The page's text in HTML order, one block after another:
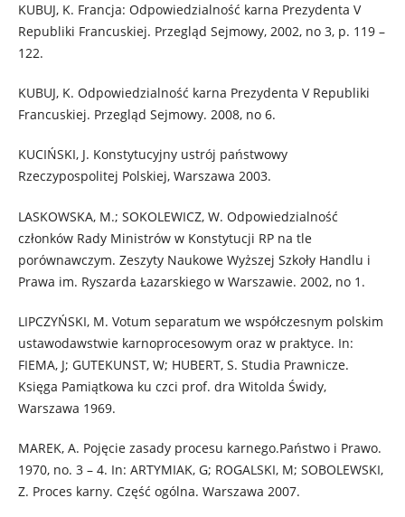
KUBUJ, K. Francja: Odpowiedzialność karna Prezydenta V
Republiki Francuskiej. Przegląd Sejmowy, 2002, no 3, p. 119 –
122.
KUBUJ, K. Odpowiedzialność karna Prezydenta V Republiki
Francuskiej. Przegląd Sejmowy. 2008, no 6.
KUCIŃSKI, J. Konstytucyjny ustrój państwowy
Rzeczypospolitej Polskiej, Warszawa 2003.
LASKOWSKA, M.; SOKOLEWICZ, W. Odpowiedzialność
członków Rady Ministrów w Konstytucji RP na tle
porównawczym. Zeszyty Naukowe Wyższej Szkoły Handlu i
Prawa im. Ryszarda Łazarskiego w Warszawie. 2002, no 1.
LIPCZYŃSKI, M. Votum separatum we współczesnym polskim
ustawodawstwie karnoprocesowym oraz w praktyce. In:
FIEMA, J; GUTEKUNST, W; HUBERT, S. Studia Prawnicze.
Księga Pamiątkowa ku czci prof. dra Witolda Świdy,
Warszawa 1969.
MAREK, A. Pojęcie zasady procesu karnego.Państwo i Prawo.
1970, no. 3 – 4. In: ARTYMIAK, G; ROGALSKI, M; SOBOLEWSKI,
Z. Proces karny. Część ogólna. Warszawa 2007.